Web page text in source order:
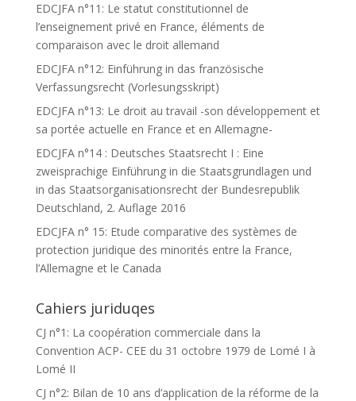
EDCJFA n°11: Le statut constitutionnel de
l’enseignement privé en France, éléments de
comparaison avec le droit allemand
EDCJFA n°12: Einführung in das französische
Verfassungsrecht (Vorlesungsskript)
EDCJFA n°13: Le droit au travail -son développement et
sa portée actuelle en France et en Allemagne-
EDCJFA n°14 : Deutsches Staatsrecht I : Eine
zweisprachige Einführung in die Staatsgrundlagen und
in das Staatsorganisationsrecht der Bundesrepublik
Deutschland, 2. Auflage 2016
EDCJFA n° 15: Etude comparative des systèmes de
protection juridique des minorités entre la France,
l’Allemagne et le Canada
Cahiers juriduqes
CJ n°1: La coopération commerciale dans la
Convention ACP- CEE du 31 octobre 1979 de Lomé I à
Lomé II
CJ n°2: Bilan de 10 ans d’application de la réforme de la